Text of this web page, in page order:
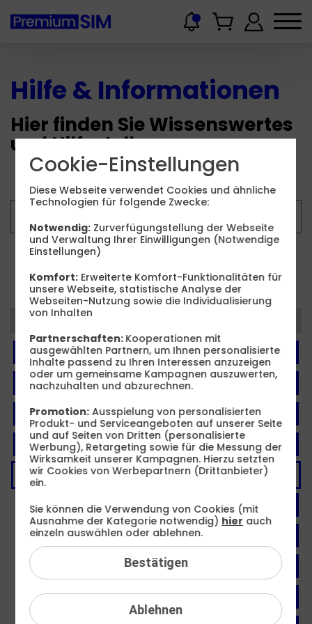
Hilfe & Informationen
Hier finden Sie Wissenswertes
und Hilfestellungen.
Kategorien
FAQ: Am häufigsten gesucht
Festnetz
Festnetz-Geräte
Kundendaten
Mobilfunk
BILDplus
Drittanbieter
Mobilfunk-Netz
Mobilfunk-Tarife
Cookie-Einstellungen
Diese Webseite verwendet Cookies und ähnliche
Technologien für folgende Zwecke:
Notwendig: Zurverfügungstellung der Webseite
und Verwaltung Ihrer Einwilligungen (Notwendige
Einstellungen)
Komfort: Erweiterte Komfort-Funktionalitäten für
unsere Webseite, statistische Analyse der
Webseiten-Nutzung sowie die Individualisierung
von Inhalten
Partnerschaften: Kooperationen mit
ausgewählten Partnern, um Ihnen personalisierte
Inhalte passend zu Ihren Interessen anzuzeigen
oder um gemeinsame Kampagnen auszuwerten,
nachzuhalten und abzurechnen.
Promotion: Ausspielung von personalisierten
Produkt- und Serviceangeboten auf unserer Seite
und auf Seiten von Dritten (personalisierte
Werbung), Retargeting sowie für die Messung der
Wirksamkeit unserer Kampagnen. Hierzu setzten
wir Cookies von Werbepartnern (Drittanbieter)
ein.
Ablehnen
Sie können die Verwendung von Cookies (mit
Ausnahme der Kategorie notwendig) hier auch
einzeln auswählen oder ablehnen.
Bestätigen